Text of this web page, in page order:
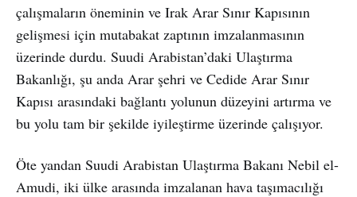
çalışmaların öneminin ve Irak Arar Sınır Kapısının
gelişmesi için mutabakat zaptının imzalanmasının
üzerinde durdu. Suudi Arabistan’daki Ulaştırma
Bakanlığı, şu anda Arar şehri ve Cedide Arar Sınır
Kapısı arasındaki bağlantı yolunun düzeyini artırma ve
bu yolu tam bir şekilde iyileştirme üzerinde çalışıyor.
Öte yandan Suudi Arabistan Ulaştırma Bakanı Nebil el-
Amudi, iki ülke arasında imzalanan hava taşımacılığı